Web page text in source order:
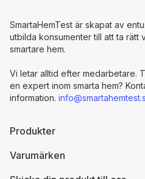
Produkter
Varumärken
SmartaHemTest är skapat av
utbilda konsumenter till att ta rätt
smartare hem.
Vi letar alltid efter medarbetare.
en expert inom smarta hem?
information.